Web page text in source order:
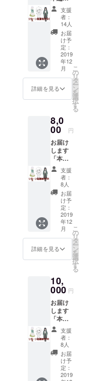
先行体
験版＋
ミニサ
ントラ
＋設定
資料
データ
支援
者：
14人
お届
け予
定：
2019
年12
月
詳細を見る
こ
の
リ
タ
ー
ン
を
選
択
す
る
8,0
00 円
お届け
します
「本編
ディス
ク＋ミ
ニサン
トラ
ディス
ク＋設
定資料
＋ポス
トカー
ド3種」
支援
者：
8人
お届
け予
定：
2019
年12
月
詳細を見る
こ
の
リ
タ
ー
ン
を
選
択
す
る
10,
000 円
お届け
します
「本編
ディス
ク＋ミ
ニサン
トラ
ディス
ク＋設
定資料
支援
者：
8人
お届
け予
定：
2019